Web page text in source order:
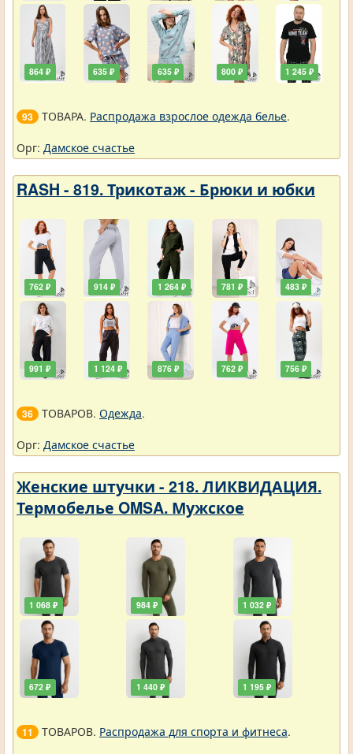
864 ₽ 635 ₽ 635 ₽ 800 ₽ 1 245 ₽
93 ТОВАРА. Распродажа взрослое одежда белье.
Орг: Дамское счастье
RASH - 819. Трикотаж - Брюки и юбки
762 ₽
991 ₽
914 ₽
1 124 ₽
1 264 ₽
876 ₽
781 ₽
762 ₽
483 ₽
756 ₽
36 ТОВАРОВ. Одежда.
Орг: Дамское счастье
Женские штучки - 218. ЛИКВИДАЦИЯ.
Термобелье OMSA. Мужское
1 068 ₽
672 ₽
984 ₽
1 440 ₽
1 032 ₽
1 195 ₽
11 ТОВАРОВ. Распродажа для спорта и фитнеса.